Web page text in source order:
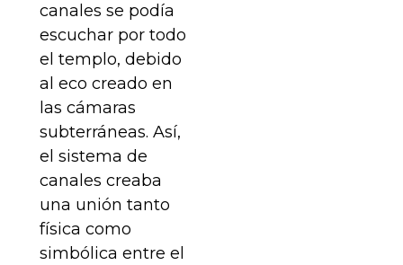
canales se podía
escuchar por todo
el templo, debido
al eco creado en
las cámaras
subterráneas. Así,
el sistema de
canales creaba
una unión tanto
física como
simbólica entre el